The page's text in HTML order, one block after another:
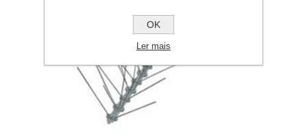
OK
Ler mais